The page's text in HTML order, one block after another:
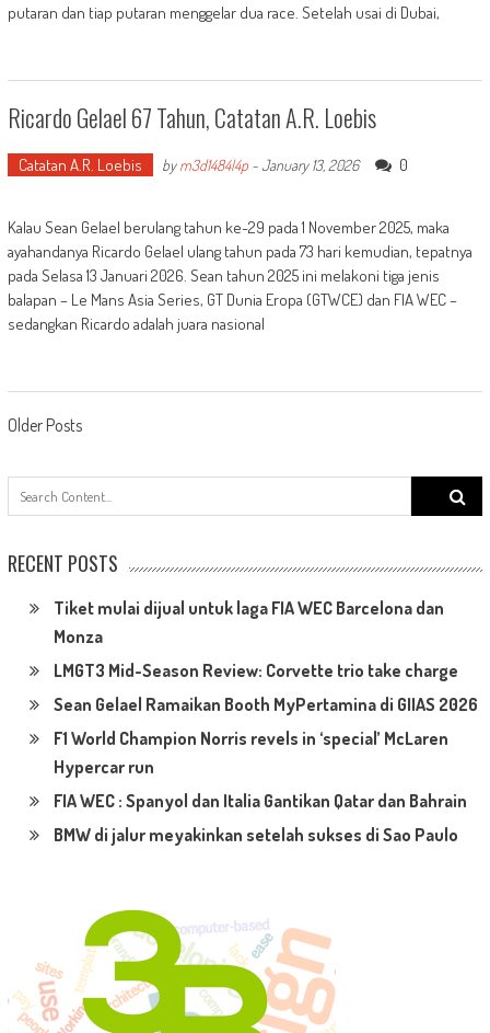
putaran dan tiap putaran menggelar dua race. Setelah usai di Dubai,
Ricardo Gelael 67 Tahun, Catatan A.R. Loebis
Catatan A.R. Loebis bym3d1484l4p-January 13, 2026 0
Kalau Sean Gelael berulang tahun ke-29 pada 1 November 2025, maka
ayahandanya Ricardo Gelael ulang tahun pada 73 hari kemudian, tepatnya
pada Selasa 13 Januari 2026. Sean tahun 2025 ini melakoni tiga jenis
balapan – Le Mans Asia Series, GT Dunia Eropa (GTWCE) dan FIA WEC –
sedangkan Ricardo adalah juara nasional
Posts
navigation
Older Posts
Search
RECENT POSTS
Tiket mulai dijual untuk laga FIA WEC Barcelona dan
Monza
LMGT3 Mid-Season Review: Corvette trio take charge
Sean Gelael Ramaikan Booth MyPertamina di GIIAS 2026
F1 World Champion Norris revels in ‘special’ McLaren
Hypercar run
FIA WEC : Spanyol dan Italia Gantikan Qatar dan Bahrain
BMW di jalur meyakinkan setelah sukses di Sao Paulo